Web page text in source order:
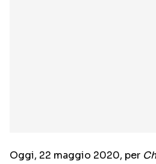
Oggi, 22 maggio 2020, per